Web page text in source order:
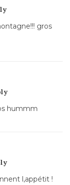
gros
hummm
l,appétit !